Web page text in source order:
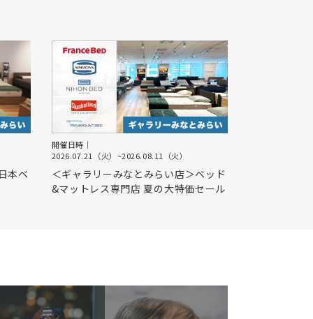
本ベ
開催日時｜
2026.07.21（火） ~2026.08.11（火）
＜ギャラリーみなとみらい店＞ベッド
&マットレス専門店 夏の大特価セール